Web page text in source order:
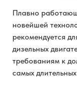
Плавно
новейшей
рекомендуется
дизельных
требованиям к
самых